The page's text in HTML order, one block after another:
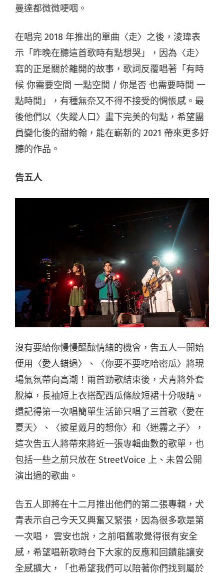
曼達都微微哽咽。
在唱完 2018 年推出的單曲〈走〉之後，淩瑋表
示「昨晚在聽這首歌時有點想哭」，因為〈走〉
寫的正是關於離開的故事，歌詞反覆唱著「有時
候 你需要空間 一點空間 / 你是否 也需要時間 一
點時間」，有種無奈又不得不接受的惆悵感。最
後他們以〈失蹤人口〉畫下完美的句點，希望團
員變化後的甜約翰，能在嶄新的 2021 帶來更多好
聽的作品。
告五人
沒有要給你慢慢醞釀情緒的機會，告五人一開始
便用〈愛人錯過〉、〈你要不要吃哈密瓜〉將現
場氣氛帶向高潮！兩首勁歌結束後，犬青將外套
脫掉，長袖短上衣搭配西瓜條紋短裙十分吸睛。
還記得第一次唱簡單生活節只唱了三首歌〈愛在
夏天〉、〈披星戴月的想你〉和〈迷霧之子〉，
這次告五人將帶來將近一張專輯曲數的歌單，也
包括一些之前只放在 StreetVoice 上、未曾公開
演出過的歌曲。
告五人即將在十二月推出他們的第二張專輯，犬
青表示自己今天又興奮又緊張，因為很多歌是第
一次唱， 雲安也說，之前唱舊歌覺得很有安全
感，希望唱新歌時台下大家的反應和回饋能讓安
全感擴大，「也希望我們可以陪著你們找到屬於